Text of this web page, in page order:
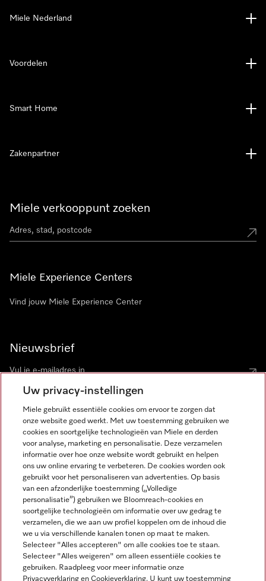
Miele verkooppunt zoeken
Miele Experience Centers
Vind jouw Miele Experience Center
Nieuwsbrief
Miele Nederland
Voordelen
Smart Home
Zakenpartner
Disclaimer
Algemene voorwaarden en informatie
Privacybeleid
Gebruiksvoorwaarden
Miele op Instagram
Miele op Facebook
Miele op Youtube
Uw privacy-instellingen
Miele gebruikt essentiële cookies om ervoor te zorgen dat
onze website goed werkt. Met uw toestemming gebruiken we
cookies en soortgelijke technologieën van Miele en derden
voor analyse, marketing en personalisatie. Deze verzamelen
informatie over hoe onze website wordt gebruikt en helpen
ons uw online ervaring te verbeteren. De cookies worden ook
gebruikt voor het personaliseren van advertenties. Op basis
van een afzonderlijke toestemming („Volledige
personalisatie”) gebruiken we Bloomreach-cookies en
soortgelijke technologieën om informatie over uw gedrag te
verzamelen, die we aan uw profiel koppelen om de inhoud die
we u via verschillende kanalen tonen op maat te maken.
Selecteer "Alles accepteren" om alle cookies toe te staan.
Selecteer "Alles weigeren" om alleen essentiële cookies te
gebruiken. Raadpleeg voor meer informatie onze
Privacyverklaring en Cookieverklaring. U kunt uw toestemming